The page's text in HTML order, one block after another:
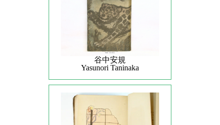
谷中安規
Yasunori Taninaka